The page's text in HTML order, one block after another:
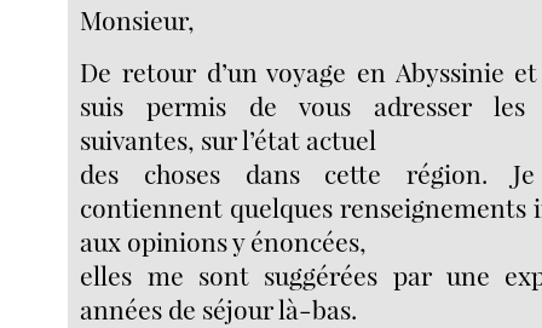
Monsieur,
De retour d’un voyage en Abyssinie
suis permis de vous adresser les
suivantes, sur l’état actuel
des choses dans cette région. Je
contiennent quelques renseignements
aux opinions y énoncées,
elles me sont suggérées par une
années de séjour là-bas.